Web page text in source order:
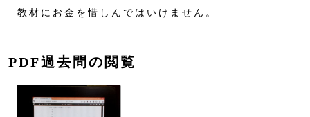
教材にお金を惜しんではいけません。
PDF過去問の閲覧